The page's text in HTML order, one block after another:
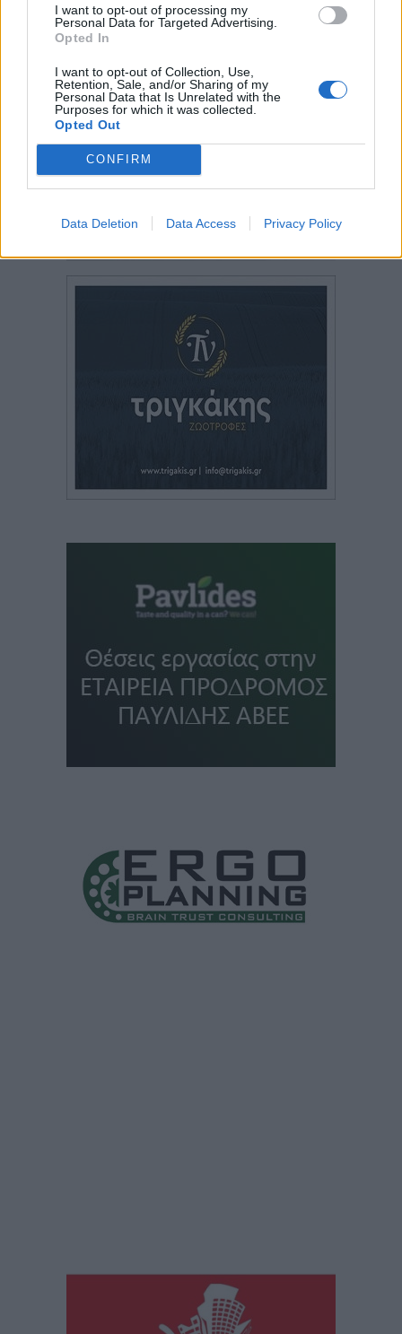
I want to opt-out of processing my
Personal Data for Targeted Advertising.
Opted In
I want to opt-out of Collection, Use,
Retention, Sale, and/or Sharing of my
Personal Data that Is Unrelated with the
Purposes for which it was collected.
Opted Out
CONFIRM
Data Deletion Data Access Privacy Policy